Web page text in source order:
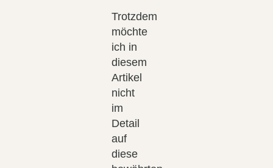
Trotzdem
möchte
ich in
diesem
Artikel
nicht
im
Detail
auf
diese